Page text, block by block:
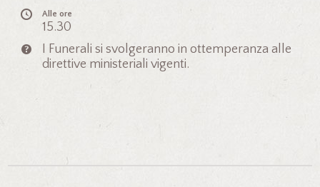
Alle ore
15.30
I Funerali si svolgeranno in ottemperanza alle
direttive ministeriali vigenti.